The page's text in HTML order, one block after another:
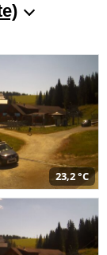
23,2 °C